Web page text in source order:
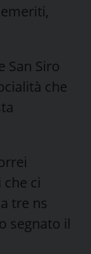
San Siro
che
ci
tre ns
segnato il